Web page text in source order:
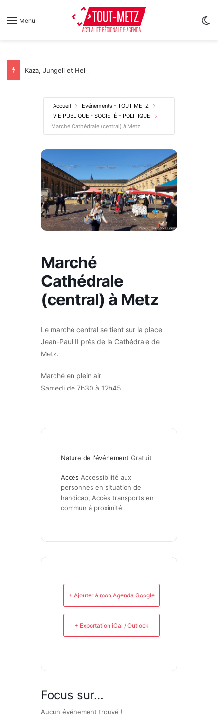
Menu
Accueil
Evénements - TOUT METZ
VIE PUBLIQUE - SOCIÉTÉ - POLITIQUE
Marché Cathédrale (central) à Metz
Marché
Cathédrale
(central) à Metz
Le marché central se tient sur la place
Jean-Paul II près de la Cathédrale de
Metz.
Marché en plein air
Samedi de 7h30 à 12h45.
Nature de l'événement Gratuit
Accès Accessibilité aux
personnes en situation de
handicap, Accès transports en
commun à proximité
+ Ajouter à mon Agenda Google
+ Exportation iCal / Outlook
Focus sur…
Aucun événement trouvé !